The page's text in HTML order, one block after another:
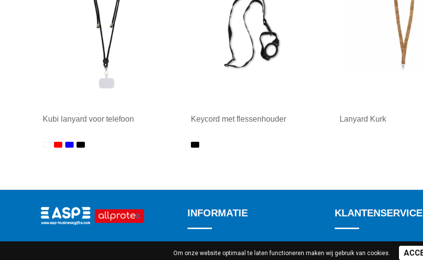
Kubi lanyard voor telefoon Keycord met flessenhouder Lanyard Kurk
INFORMATIE KLANTENSERVICE
Om onze website optimaal te laten functioneren maken wij gebruik van cookies.